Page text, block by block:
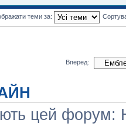
теми за:
Вперед:
цей форум: